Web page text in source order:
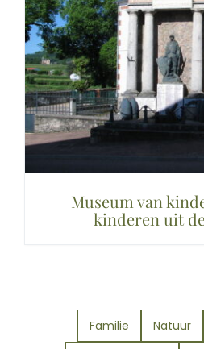
Museum van
kinderen uit
Familie Natuur